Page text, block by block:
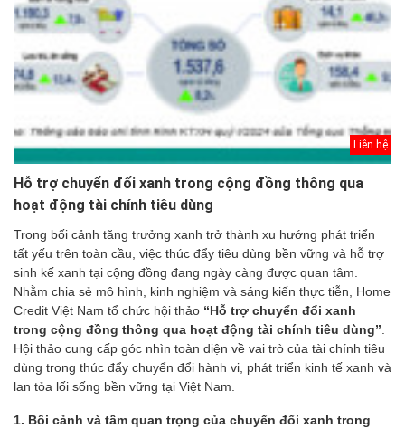
Liên hệ
Hỗ trợ chuyển đổi xanh trong cộng đồng thông qua
hoạt động tài chính tiêu dùng
Trong bối cảnh tăng trưởng xanh trở thành xu hướng phát triển
tất yếu trên toàn cầu, việc thúc đẩy tiêu dùng bền vững và hỗ trợ
sinh kế xanh tại cộng đồng đang ngày càng được quan tâm.
Nhằm chia sẻ mô hình, kinh nghiệm và sáng kiến thực tiễn, Home
Credit Việt Nam tổ chức hội thảo “Hỗ trợ chuyển đổi xanh
trong cộng đồng thông qua hoạt động tài chính tiêu dùng”.
Hội thảo cung cấp góc nhìn toàn diện về vai trò của tài chính tiêu
dùng trong thúc đẩy chuyển đổi hành vi, phát triển kinh tế xanh và
lan tỏa lối sống bền vững tại Việt Nam.
1. Bối cảnh và tầm quan trọng của chuyển đổi xanh trong